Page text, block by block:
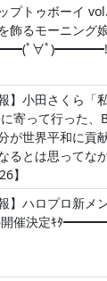
ップトゥボーイ
飾るモーニング
ﾟ∀ﾟ
報】小田さくら「
寄って行った、
が世界平和に貢
るとは思ってな
】
報】ハロプロ新メ
開催決定ｷﾀ